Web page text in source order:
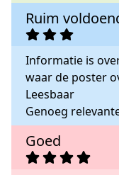
Ruim
Informatie is
waar de poster
Leesbaar
Genoeg
Goed